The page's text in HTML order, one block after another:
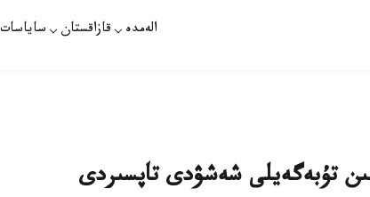
الەمدە قازاقستان ساياسات
تۇبەگەيلى شەشۋدى تاپسىردى